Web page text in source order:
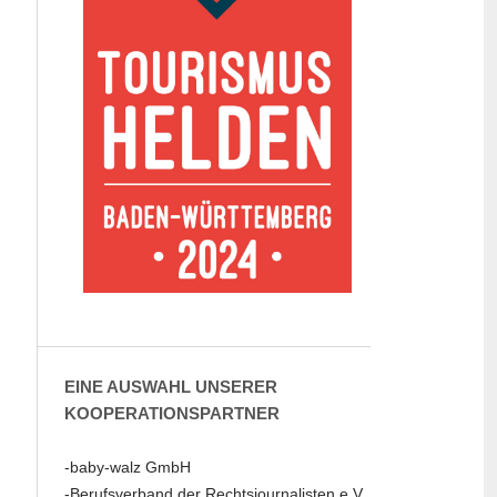
EINE AUSWAHL UNSERER
KOOPERATIONSPARTNER
-baby-walz GmbH